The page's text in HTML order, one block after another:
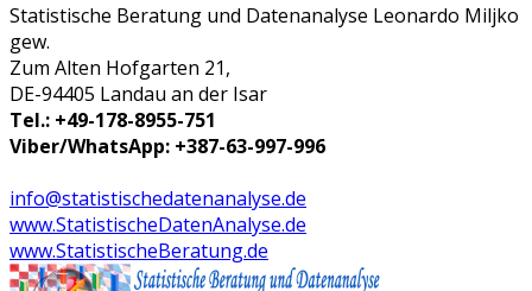
Statistische Beratung und Datenanalyse Leonardo Miljko
gew.
Zum Alten Hofgarten 21,
DE-94405 Landau an der Isar
Tel.: +49-178-8955-751
Viber/WhatsApp: +387-63-997-996
info@statistischedatenanalyse.de
www.StatistischeDatenAnalyse.de
www.StatistischeBeratung.de